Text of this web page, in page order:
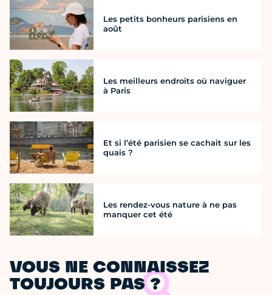
Les petits bonheurs parisiens en
août
Les meilleurs endroits où naviguer
à Paris
Et si l’été parisien se cachait sur les
quais ?
Les rendez-vous nature à ne pas
manquer cet été
VOUS NE CONNAISSEZ
TOUJOURS PAS ?